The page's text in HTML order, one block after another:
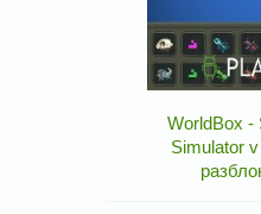
WorldBox -
Simulator